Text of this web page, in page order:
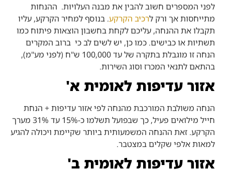
לפני המספרים חשוב להבין את מבנה העלויות. ההנחות
מתייחסות אך ורק לרכיב הקרקע. בנוסף למחיר הקרקע, עליו
תקבלו את ההנחה, עליכם לקחת בחשבון הוצאות פיתוח כמו
תשתיות או כבישים. כמו כן, יש לשים לב כי ברוב המקרים
הנחה זו מוגבלת בתקרה של עד 100,000 ש"ח (לפני מע"מ),
בהתאם לתנאי המכרז וסוג השירות.
אזור עדיפות לאומית א'
הנחה משולבת המורכבת מהנחה לפי אזור עדיפות + הנחת
חייל מילואים פעיל, כך שבפועל תשלמו כ-15% עד 31% מערך
הקרקע. זאת ההנחה המשמעותית ביותר שקיימת ויכולה להגיע
למאות אלפי שקלים במצטבר.
אזור עדיפות לאומית ב'